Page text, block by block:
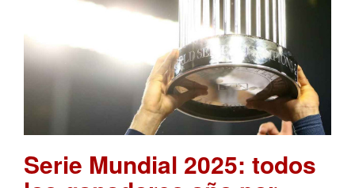
Serie Mundial 2025: todos